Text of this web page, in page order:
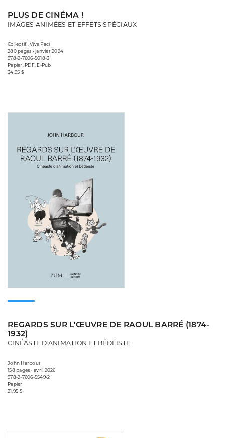
PLUS DE CINÉMA !
IMAGES ANIMÉES ET EFFETS SPÉCIAUX
Collectif , Viva Paci
280 pages • janvier 2024
978-2-7606-5018-3
Papier, PDF, E-Pub
34,95 $
REGARDS SUR L'ŒUVRE DE RAOUL BARRÉ (1874-
1932)
CINÉASTE D'ANIMATION ET BÉDÉISTE
John Harbour
158 pages • avril 2026
978-2-7606-5549-2
Papier
21,95 $